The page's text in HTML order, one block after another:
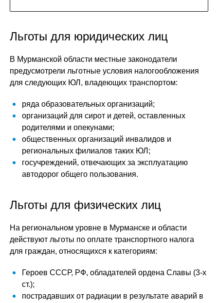
Льготы для юридических лиц
В Мурманской области местные законодатели
предусмотрели льготные условия налогообложения
для следующих ЮЛ, владеющих транспортом:
ряда образовательных организаций;
организаций для сирот и детей, оставленных
родителями и опекунами;
общественных организаций инвалидов и
региональных филиалов таких ЮЛ;
госучреждений, отвечающих за эксплуатацию
автодорог общего пользования.
Льготы для физических лиц
На региональном уровне в Мурманске и области
действуют льготы по оплате транспортного налога
для граждан, относящихся к категориям:
Героев СССР, РФ, обладателей ордена Славы (3-х
ст.);
пострадавших от радиации в результате аварий в